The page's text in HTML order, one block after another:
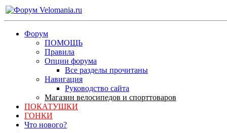
Форум
ПОМОЩЬ
Правила
Опции форума
Все разделы прочитаны
Навигация
Руководство сайта
Магазин велосипедов и спорттоваров
ПОКАТУШКИ
ГОНКИ
Что нового?